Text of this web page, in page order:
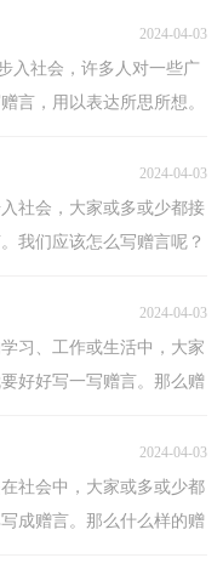
2024-04-03
入社会，许多人对一些广
言，用以表达所思所想。
2024-04-03
社会，大家或多或少都接
我们应该怎么写赠言呢？
2024-04-03
习、工作或生活中，大家
好好写一写赠言。那么赠
2024-04-03
社会中，大家或多或少都
成赠言。那么什么样的赠